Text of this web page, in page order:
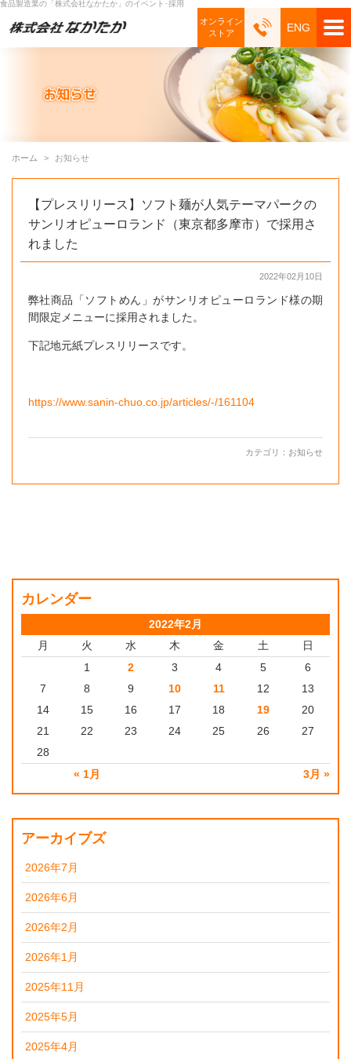
食品製造業の「株式会社なかたか」のイベント･採用
オンライン
ストア
ENG
ホーム お知らせ
【プレスリリース】ソフト麺が人気テーマパークの
サンリオピューロランド（東京都多摩市）で採用さ
れました
2022年02月10日
弊社商品「ソフトめん」がサンリオピューロランド様の期
間限定メニューに採用されました。
下記地元紙プレスリリースです。
https://www.sanin-chuo.co.jp/articles/-/161104
カテゴリ： お知らせ
カレンダー
2022年2月
月
火 水 木 金 土 日
« 1月 3月 »
1 2 3 4 5
6
7
8 9 10 11 12
13
14
15 16 17 18 19
20
21
22 23 24 25 26
27
28
アーカイブズ
2026年7月
2026年6月
2026年2月
2026年1月
2025年11月
2025年5月
2025年4月